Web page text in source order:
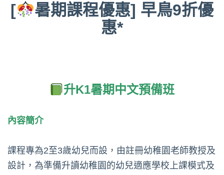
[
暑期課程優惠] 早鳥9折優
惠*
升K1暑期中文預備班
內容簡介
課程專為2至3歲幼兒而設，由註冊幼稚園老師教授及
設計，為準備升讀幼稚園的幼兒適應學校上課模式及